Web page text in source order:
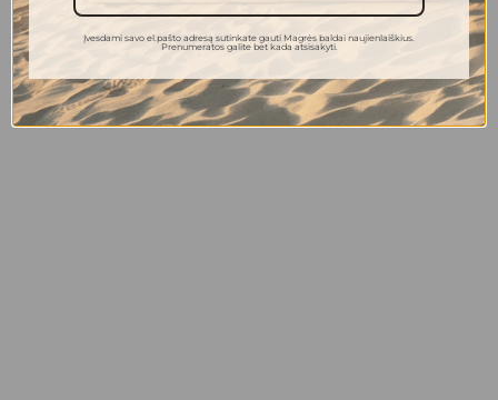
Įvesdami savo el.pašto adresą sutinkate gauti Magrės baldai naujienlaiškius.
Prenumeratos galite bet kada atsisakyti.